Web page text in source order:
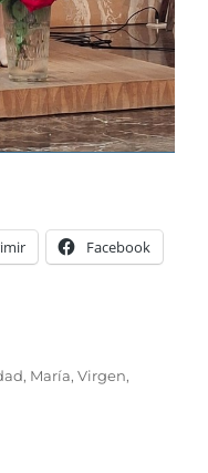
Facebook
, María, Virgen,